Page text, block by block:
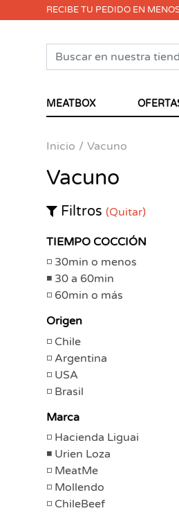
RECIBE TU PEDIDO EN
MEATBOX
Inicio Vacuno
Vacuno
Filtros (Quitar)
TIEMPO COCCIÓN
30min o menos
30 a 60min
60min o más
Origen
Chile
Argentina
USA
Brasil
Marca
Hacienda Liguai
Urien Loza
MeatMe
Mollendo
ChileBeef